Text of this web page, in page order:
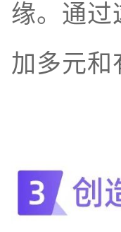
缘。通过
加多元和